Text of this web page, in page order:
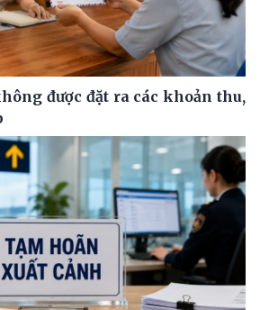
được đặt ra các khoản thu,